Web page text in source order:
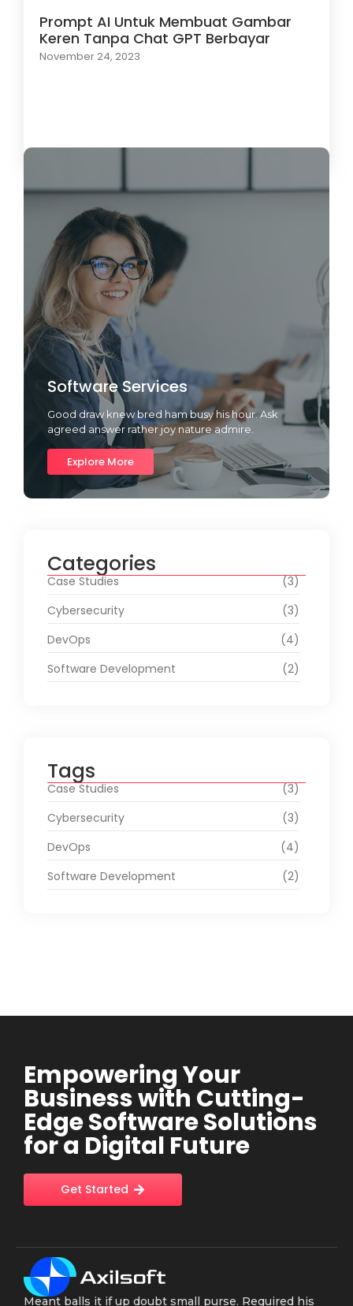
Prompt AI Untuk Membuat Gambar
Keren Tanpa Chat GPT Berbayar
November 24, 2023
Software Services
Good draw knew bred ham busy his hour. Ask
agreed answer rather joy nature admire.
Explore More
Categories
Case Studies
(3)
Cybersecurity
(3)
DevOps
(4)
Software Development
(2)
Tags
Case Studies
(3)
Cybersecurity
(3)
DevOps
(4)
Software Development
(2)
Empowering Your
Business with Cutting-
Edge Software Solutions
for a Digital Future
Get Started
Meant balls it if up doubt small purse. Required his